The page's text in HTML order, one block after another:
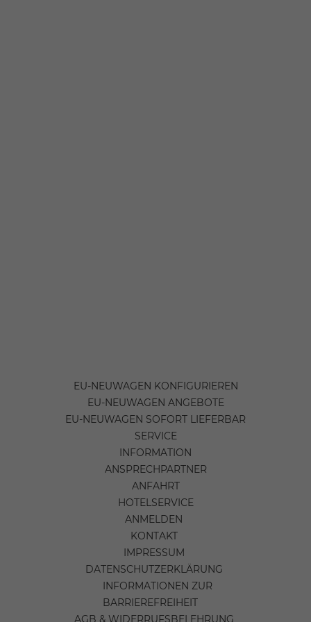
EU-NEUWAGEN KONFIGURIEREN
EU-NEUWAGEN ANGEBOTE
EU-NEUWAGEN SOFORT LIEFERBAR
SERVICE
INFORMATION
ANSPRECHPARTNER
ANFAHRT
HOTELSERVICE
ANMELDEN
KONTAKT
IMPRESSUM
DATENSCHUTZERKLÄRUNG
INFORMATIONEN ZUR
BARRIEREFREIHEIT
AGB & WIDERRUFSBELEHRUNG